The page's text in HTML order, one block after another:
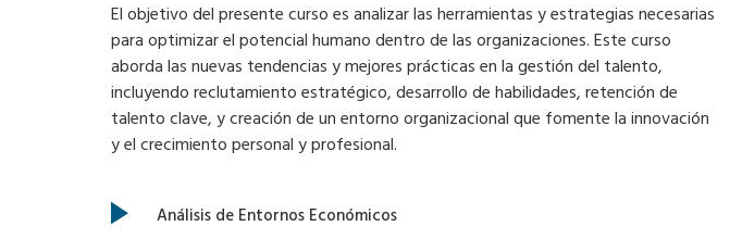
El objetivo del presente curso es analizar las herramientas y estrategias necesarias
para optimizar el potencial humano dentro de las organizaciones. Este curso
aborda las nuevas tendencias y mejores prácticas en la gestión del talento,
incluyendo reclutamiento estratégico, desarrollo de habilidades, retención de
talento clave, y creación de un entorno organizacional que fomente la innovación
y el crecimiento personal y profesional.
Análisis de Entornos Económicos